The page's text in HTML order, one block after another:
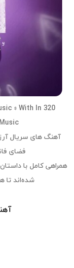
» With In 320
آهنگ‌ های سریال
فضای
همراهی کامل با
شده‌اند تا